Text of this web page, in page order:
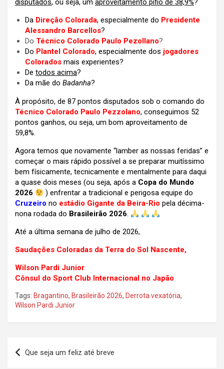
disputados, ou seja, um aproveitamento pífio de 38,9%?
Da Direção Colorada, especialmente do Presidente
Alessandro Barcellos?
Do Técnico Colorado Paulo Pezollano?
Do Plantel Colorado, especialmente dos jogadores
Colorados mais experientes?
De todos acima?
Da mãe do Badanha?
À propósito, de 87 pontos disputados sob o comando do
Técnico Colorado Paulo Pezzolano, conseguimos 52
pontos ganhos, ou seja, um bom aproveitamento de
59,8%.
Agora temos que novamente “lamber as nossas feridas” e
começar o mais rápido possível a se preparar muitíssimo
bem físicamente, tecnicamente e mentalmente para daqui
a quase dois meses (ou seja, após a Copa do Mundo
2026
) enfrentar a tradicional e perigosa equipe do
Cruzeiro no estádio Gigante da Beira-Rio pela décima-
nona rodada do Brasileirão 2026.
Até a última semana de julho de 2026,
Saudações Coloradas da Terra do Sol Nascente,
Wilson Pardi Junior
Cônsul do Sport Club Internacional no Japão
Tags: Bragantino, Brasileirão 2026, Derrota vexatória,
Wilson Pardi Junior
Navegação
de
Que seja um feliz até breve